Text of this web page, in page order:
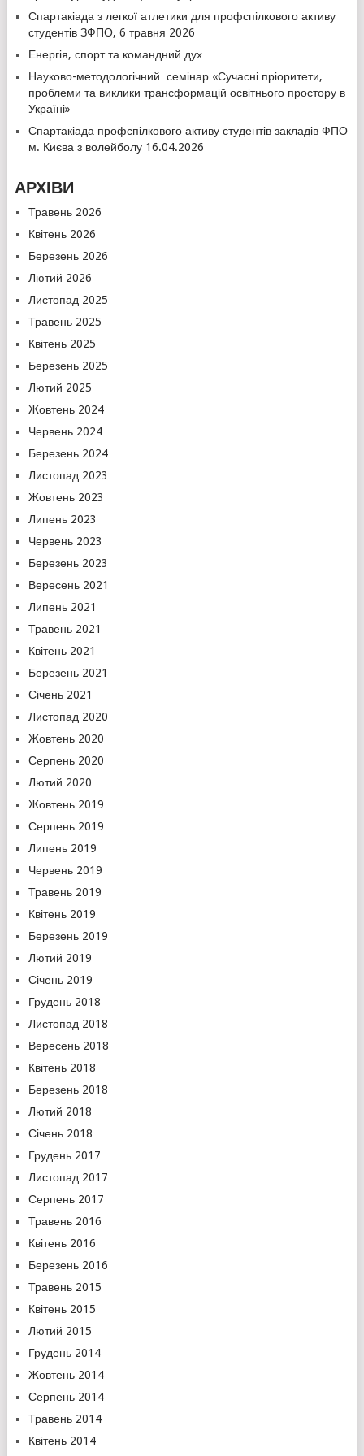
Спартакіада з легкої атлетики для профспілкового активу
студентів ЗФПО, 6 травня 2026
Енергія, спорт та командний дух
Науково-методологічний семінар «Сучасні пріоритети,
проблеми та виклики трансформацій освітнього простору в
Україні»
Спартакіада профспілкового активу студентів закладів ФПО
м. Києва з волейболу 16.04.2026
АРХІВИ
Травень 2026
Квітень 2026
Березень 2026
Лютий 2026
Листопад 2025
Травень 2025
Квітень 2025
Березень 2025
Лютий 2025
Жовтень 2024
Червень 2024
Березень 2024
Листопад 2023
Жовтень 2023
Липень 2023
Червень 2023
Березень 2023
Вересень 2021
Липень 2021
Травень 2021
Квітень 2021
Березень 2021
Січень 2021
Листопад 2020
Жовтень 2020
Серпень 2020
Лютий 2020
Жовтень 2019
Серпень 2019
Липень 2019
Червень 2019
Травень 2019
Квітень 2019
Березень 2019
Лютий 2019
Січень 2019
Грудень 2018
Листопад 2018
Вересень 2018
Квітень 2018
Березень 2018
Лютий 2018
Січень 2018
Грудень 2017
Листопад 2017
Серпень 2017
Травень 2016
Квітень 2016
Березень 2016
Травень 2015
Квітень 2015
Лютий 2015
Грудень 2014
Жовтень 2014
Серпень 2014
Травень 2014
Квітень 2014